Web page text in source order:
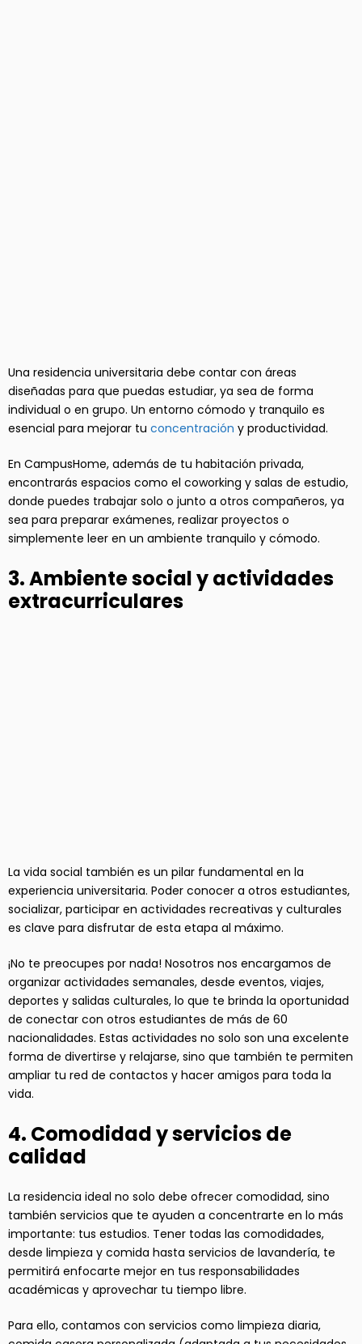
Una residencia universitaria debe contar con áreas
diseñadas para que puedas estudiar, ya sea de forma
individual o en grupo. Un entorno cómodo y tranquilo es
esencial para mejorar tu concentración y productividad.
En CampusHome, además de tu habitación privada,
encontrarás espacios como el coworking y salas de estudio,
donde puedes trabajar solo o junto a otros compañeros, ya
sea para preparar exámenes, realizar proyectos o
simplemente leer en un ambiente tranquilo y cómodo.
3. Ambiente social y actividades
extracurriculares
La vida social también es un pilar fundamental en la
experiencia universitaria. Poder conocer a otros estudiantes,
socializar, participar en actividades recreativas y culturales
es clave para disfrutar de esta etapa al máximo.
¡No te preocupes por nada! Nosotros nos encargamos de
organizar actividades semanales, desde eventos, viajes,
deportes y salidas culturales, lo que te brinda la oportunidad
de conectar con otros estudiantes de más de 60
nacionalidades. Estas actividades no solo son una excelente
forma de divertirse y relajarse, sino que también te permiten
ampliar tu red de contactos y hacer amigos para toda la
vida.
4. Comodidad y servicios de
calidad
La residencia ideal no solo debe ofrecer comodidad, sino
también servicios que te ayuden a concentrarte en lo más
importante: tus estudios. Tener todas las comodidades,
desde limpieza y comida hasta servicios de lavandería, te
permitirá enfocarte mejor en tus responsabilidades
académicas y aprovechar tu tiempo libre.
Para ello, contamos con servicios como limpieza diaria,